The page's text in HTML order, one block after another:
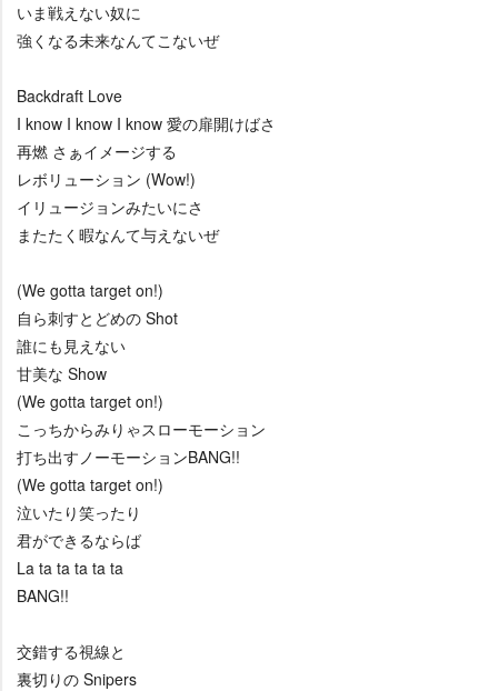
いま戦えない奴に
強くなる未来なんてこないぜ
Backdraft Love
I know I know I know 愛の扉開けばさ
再燃 さぁイメージする
レボリューション (Wow!)
イリュージョンみたいにさ
またたく暇なんて与えないぜ
(We gotta target on!)
自ら刺すとどめの Shot
誰にも見えない
甘美な Show
(We gotta target on!)
こっちからみりゃスローモーション
打ち出すノーモーションBANG!!
(We gotta target on!)
泣いたり笑ったり
君ができるならば
La ta ta ta ta ta
BANG!!
交錯する視線と
裏切りの Snipers